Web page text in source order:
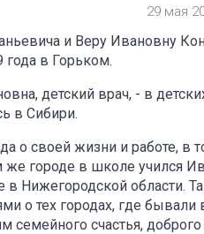
29 мая
и Веру Ивановну
в Горьком.
детский врач, - в
в Сибири.
о своей жизни и работе, в
же городе в школе учился
Нижегородской области.
о тех городах, где бывали
счастья, доброго